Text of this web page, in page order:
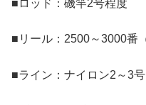
■ロッド：磯竿2号程度
■リール：2500～3000番
■ライン：ナイロン2～3号